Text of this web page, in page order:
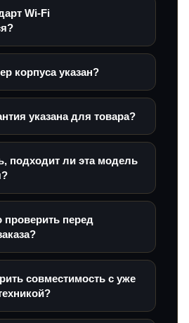
Wi‑Fi
корпуса указан?
указана для товара?
подходит ли эта модель
проверить перед
совместимость с уже